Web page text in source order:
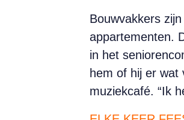
Bouwvakkers
appartementen.
in het
hem of hij er wat
muziekcafé. “Ik